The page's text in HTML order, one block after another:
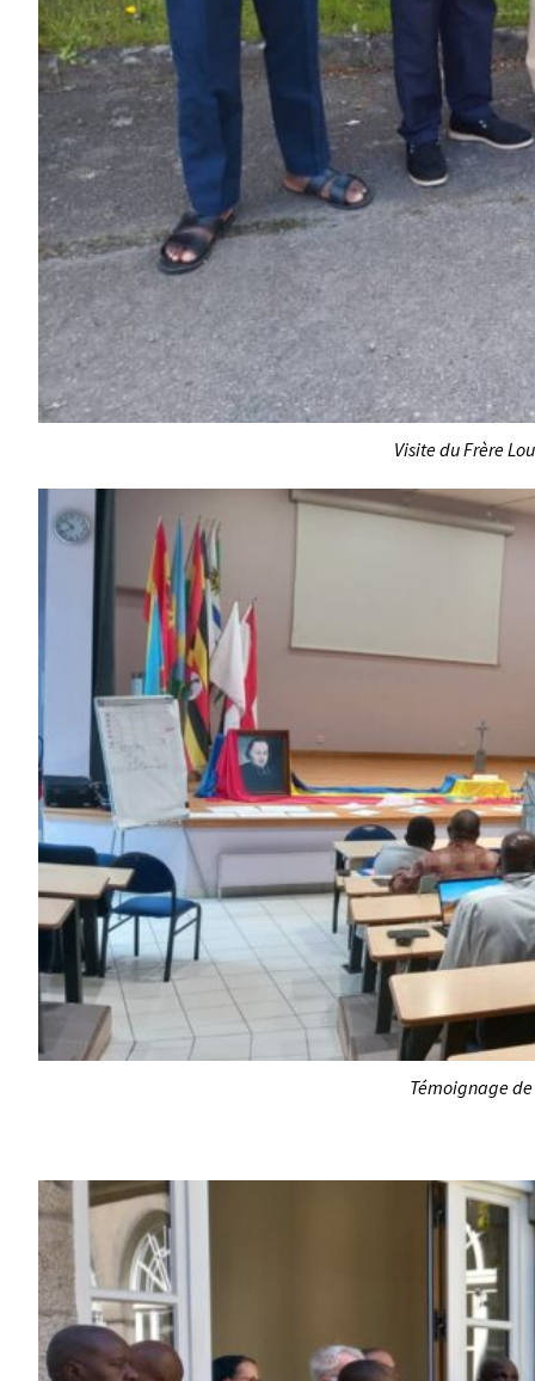
Visite du Frère
Témoignage